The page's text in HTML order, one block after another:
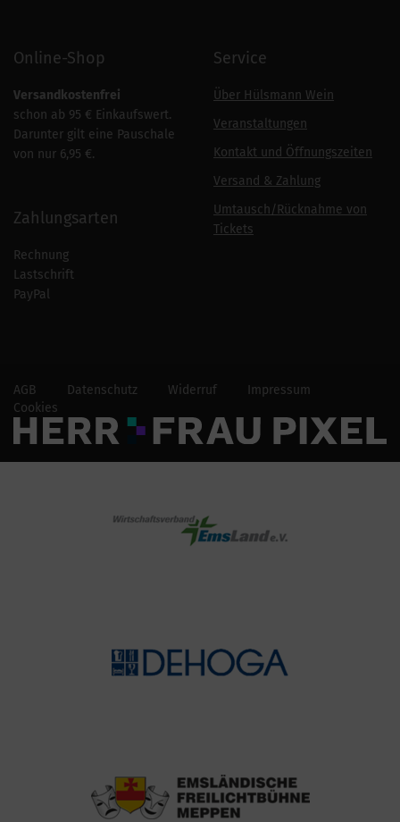
Online-Shop
Versandkostenfrei
schon ab 95 € Einkaufswert.
Darunter gilt eine Pauschale
von nur 6,95 €.
Zahlungsarten
Rechnung
Lastschrift
PayPal
Service
Über Hülsmann Wein
Veranstaltungen
Kontakt und Öffnungszeiten
Versand & Zahlung
Umtausch/Rücknahme von
Tickets
AGB Datenschutz Widerruf
Impressum
Cookies